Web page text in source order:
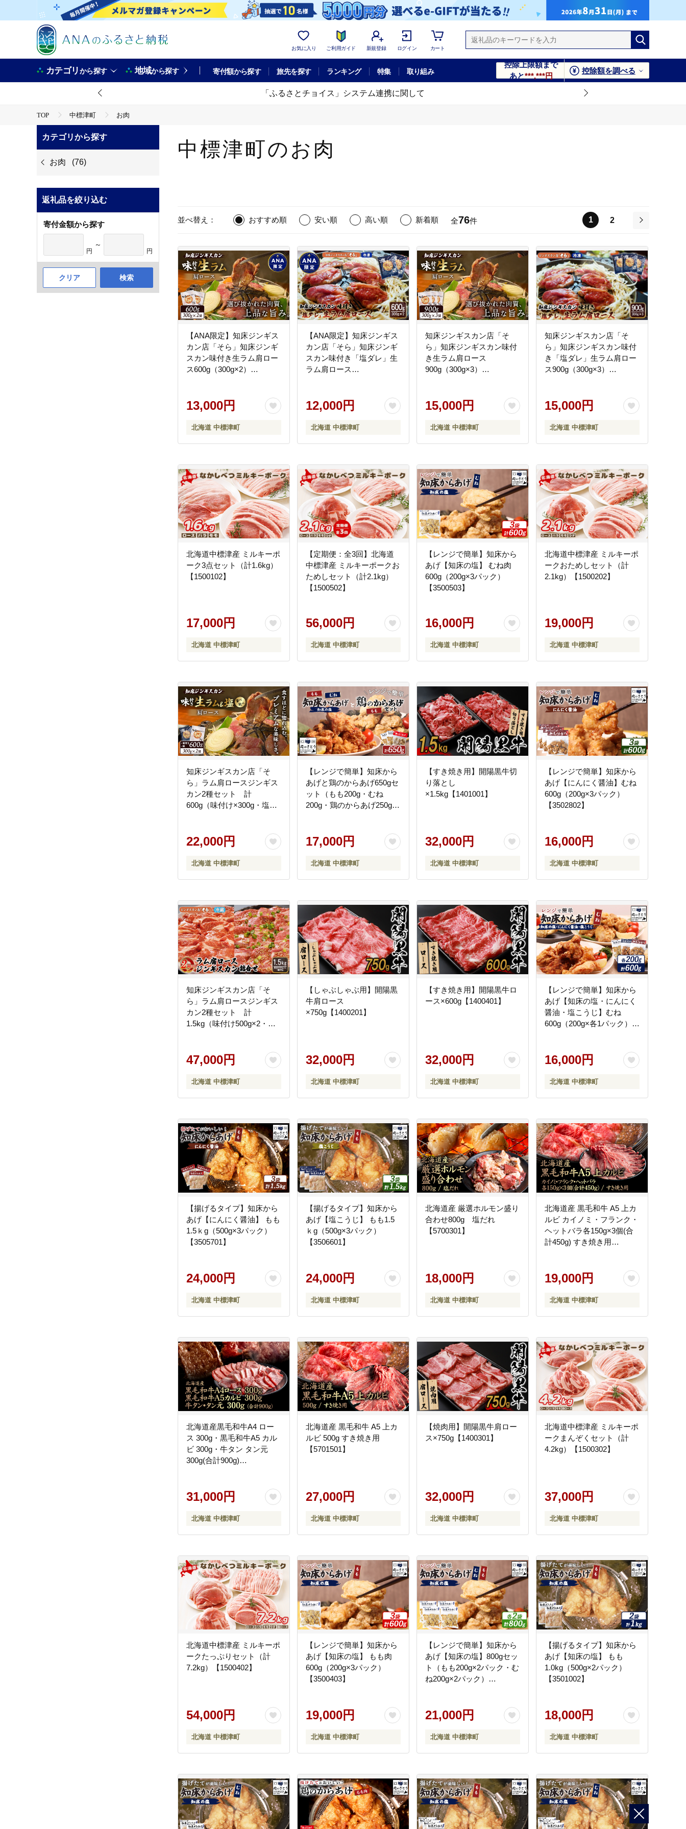
お気に入り ご利用ガイド 新規登録 ログイン カート
カテゴリから探す 地域から探す 寄付額から探す 旅先を探す ランキング 特集 取り組み
控除上限額まで
あと***,***円
控除額を調べる
「ふるさとチョイス」システム連携に関して
TOP 中標津町 お肉
カテゴリから探す
お肉 (76)
返礼品を絞り込む
寄付金額から探す
円
～
円
クリア 検索
中標津町のお肉
並べ替え： おすすめ順 安い順 高い順 新着順 全76件 1
2
【ANA限定】知床ジンギス
カン店「そら」知床ジンギ
スカン味付き生ラム肩ロー
ス600g（300g×2）
13,000円
北海道 中標津町
【ANA限定】知床ジンギス
カン店「そら」知床ジンギ
スカン味付き「塩ダレ」生
ラム肩ロース
12,000円
北海道 中標津町
知床ジンギスカン店「そ
ら」知床ジンギスカン味付
き生ラム肩ロース
900g（300g×3）
15,000円
北海道 中標津町
知床ジンギスカン店「そ
ら」知床ジンギスカン味付
き「塩ダレ」生ラム肩ロー
ス900g（300g×3）
15,000円
北海道 中標津町
北海道中標津産 ミルキーポ
ーク3点セット（計1.6kg）
【1500102】
17,000円
北海道 中標津町
【定期便：全3回】北海道
中標津産 ミルキーポークお
ためしセット（計2.1kg）
【1500502】
56,000円
北海道 中標津町
【レンジで簡単】知床から
あげ【知床の塩】 むね肉
600g（200g×3パック）
【3500503】
16,000円
北海道 中標津町
北海道中標津産 ミルキーポ
ークおためしセット（計
2.1kg）【1500202】
19,000円
北海道 中標津町
知床ジンギスカン店「そ
ら」ラム肩ロースジンギス
カン2種セット 計
600g（味付け×300g・塩
22,000円
北海道 中標津町
【レンジで簡単】知床から
あげと鶏のからあげ650gセ
ット（もも200g・むね
200g・鶏のからあげ250g）
17,000円
北海道 中標津町
【すき焼き用】開陽黒牛切
り落とし
×1.5kg【1401001】
32,000円
北海道 中標津町
【レンジで簡単】知床から
あげ【にんにく醤油】むね
600g（200g×3パック）
【3502802】
16,000円
北海道 中標津町
知床ジンギスカン店「そ
ら」ラム肩ロースジンギス
カン2種セット 計
1.5kg（味付け500g×2・塩
47,000円
北海道 中標津町
【しゃぶしゃぶ用】開陽黒
牛肩ロース
×750g【1400201】
32,000円
北海道 中標津町
【すき焼き用】開陽黒牛ロ
ース×600g【1400401】
32,000円
北海道 中標津町
【レンジで簡単】知床から
あげ【知床の塩・にんにく
醤油・塩こうじ】むね
600g（200g×各1パック）
16,000円
北海道 中標津町
【揚げるタイプ】知床から
あげ【にんにく醤油】 もも
1.5ｋg（500g×3パック）
【3505701】
24,000円
北海道 中標津町
【揚げるタイプ】知床から
あげ【塩こうじ】 もも1.5
ｋg（500g×3パック）
【3506601】
24,000円
北海道 中標津町
北海道産 厳選ホルモン盛り
合わせ800g 塩だれ
【5700301】
18,000円
北海道 中標津町
北海道産 黒毛和牛 A5 上カ
ルビ カイノミ・フランク・
ヘットバラ各150g×3個(合
計450g) すき焼き用
19,000円
北海道 中標津町
北海道産黒毛和牛A4 ロー
ス 300g・黒毛和牛A5 カル
ビ 300g・牛タン タン元
300g(合計900g)
31,000円
北海道 中標津町
北海道産 黒毛和牛 A5 上カ
ルビ 500g すき焼き用
【5701501】
27,000円
北海道 中標津町
【焼肉用】開陽黒牛肩ロー
ス×750g【1400301】
32,000円
北海道 中標津町
北海道中標津産 ミルキーポ
ークまんぞくセット（計
4.2kg）【1500302】
37,000円
北海道 中標津町
北海道中標津産 ミルキーポ
ークたっぷりセット（計
7.2kg）【1500402】
54,000円
北海道 中標津町
【レンジで簡単】知床から
あげ【知床の塩】 もも肉
600g（200g×3パック）
【3500403】
19,000円
北海道 中標津町
【レンジで簡単】知床から
あげ【知床の塩】800gセッ
ト（もも200g×2パック・む
ね200g×2パック）
21,000円
北海道 中標津町
【揚げるタイプ】知床から
あげ【知床の塩】 もも
1.0kg（500g×2パック）
【3501002】
18,000円
北海道 中標津町